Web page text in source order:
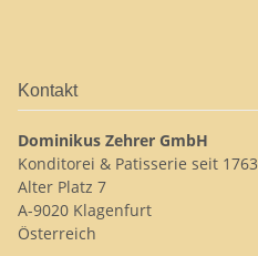
Kontakt
Dominikus Zehrer GmbH
Konditorei & Patisserie seit 1763
Alter Platz 7
A-9020 Klagenfurt
Österreich